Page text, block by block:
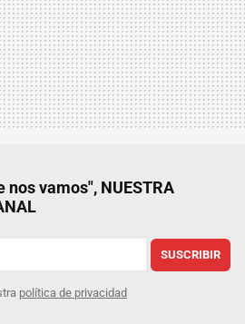
nos vamos", NUESTRA
SUSCRIBIR
política de privacidad